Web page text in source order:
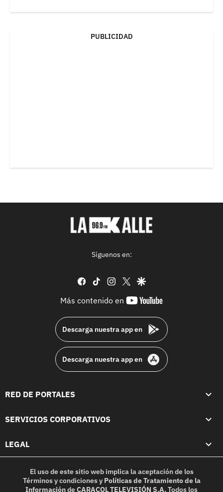
PUBLICIDAD
Síguenos en:
facebook
tiktok instagram
twittergoogle
Más contenido en
youtube-
Descarga nuestra app en
Descarga nuestra app en
RED DE PORTALES
SERVICIOS CORPORATIVOS
LEGAL
El uso de este sitio web implica la aceptación de los
Términos y condicionesy Políticas de Tratamiento de la
InformacióndeCARACOL TELEVISIÓN S.A.Todos los